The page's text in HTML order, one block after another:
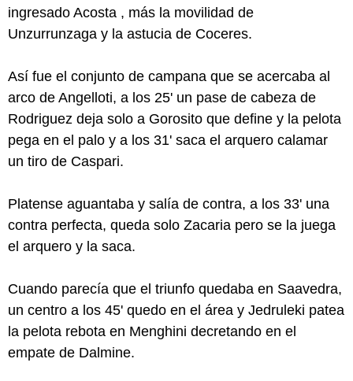
ingresado Acosta , más la movilidad de
Unzurrunzaga y la astucia de Coceres.
Así fue el conjunto de campana que se acercaba al
arco de Angelloti, a los 25' un pase de cabeza de
Rodriguez deja solo a Gorosito que define y la pelota
pega en el palo y a los 31' saca el arquero calamar
un tiro de Caspari.
Platense aguantaba y salía de contra, a los 33' una
contra perfecta, queda solo Zacaria pero se la juega
el arquero y la saca.
Cuando parecía que el triunfo quedaba en Saavedra,
un centro a los 45' quedo en el área y Jedruleki patea
la pelota rebota en Menghini decretando en el
empate de Dalmine.